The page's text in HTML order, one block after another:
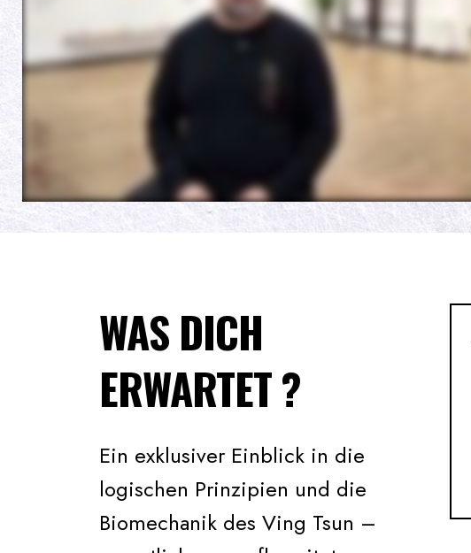
WAS DICH
ERWARTET ?
Ein exklusiver Einblick in die
logischen Prinzipien und die
Biomechanik des Ving Tsun –